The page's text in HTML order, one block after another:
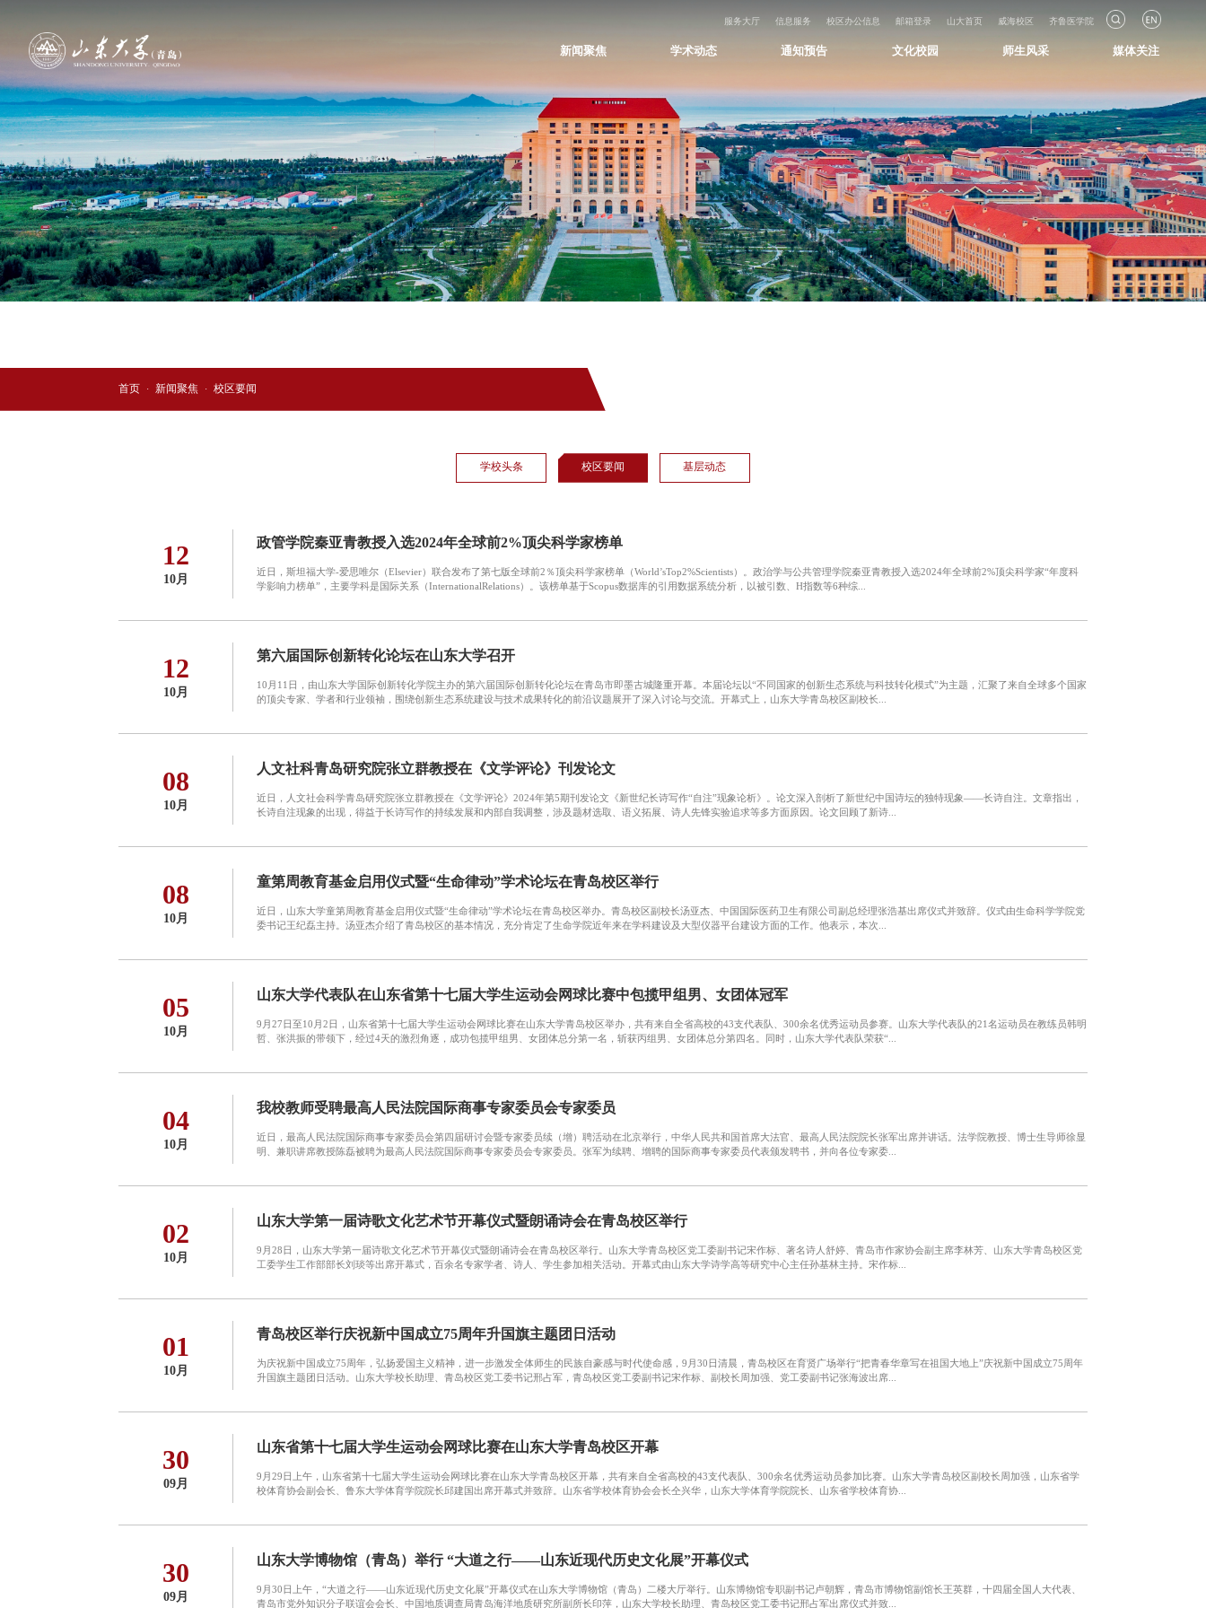
服务大厅 信息服务 校区办公信息 邮箱登录 山大首页 威海校区 齐鲁医学院
新闻聚焦 学术动态 通知预告 文化校园 师生风采 媒体关注
首页 · 新闻聚焦 · 校区要闻
学校头条 校区要闻 基层动态
12
10月
政管学院秦亚青教授入选2024年全球前2%顶尖科学家榜单
近日，斯坦福大学-爱思唯尔（Elsevier）联合发布了第七版全球前2％顶尖科学家榜单（World’sTop2%Scientists）。政治学与公共管理学院秦亚青教授入选2024年全球前2%顶尖科学家“年度科
学影响力榜单”，主要学科是国际关系（InternationalRelations）。该榜单基于Scopus数据库的引用数据系统分析，以被引数、H指数等6种综...
12
10月
第六届国际创新转化论坛在山东大学召开
10月11日，由山东大学国际创新转化学院主办的第六届国际创新转化论坛在青岛市即墨古城隆重开幕。本届论坛以“不同国家的创新生态系统与科技转化模式”为主题，汇聚了来自全球多个国家
的顶尖专家、学者和行业领袖，围绕创新生态系统建设与技术成果转化的前沿议题展开了深入讨论与交流。开幕式上，山东大学青岛校区副校长...
08
10月
人文社科青岛研究院张立群教授在《文学评论》刊发论文
近日，人文社会科学青岛研究院张立群教授在《文学评论》2024年第5期刊发论文《新世纪长诗写作“自注”现象论析》。论文深入剖析了新世纪中国诗坛的独特现象——长诗自注。文章指出，
长诗自注现象的出现，得益于长诗写作的持续发展和内部自我调整，涉及题材选取、语义拓展、诗人先锋实验追求等多方面原因。论文回顾了新诗...
08
10月
童第周教育基金启用仪式暨“生命律动”学术论坛在青岛校区举行
近日，山东大学童第周教育基金启用仪式暨“生命律动”学术论坛在青岛校区举办。青岛校区副校长汤亚杰、中国国际医药卫生有限公司副总经理张浩基出席仪式并致辞。仪式由生命科学学院党
委书记王纪磊主持。汤亚杰介绍了青岛校区的基本情况，充分肯定了生命学院近年来在学科建设及大型仪器平台建设方面的工作。他表示，本次...
05
10月
山东大学代表队在山东省第十七届大学生运动会网球比赛中包揽甲组男、女团体冠军
9月27日至10月2日，山东省第十七届大学生运动会网球比赛在山东大学青岛校区举办，共有来自全省高校的43支代表队、300余名优秀运动员参赛。山东大学代表队的21名运动员在教练员韩明
哲、张洪振的带领下，经过4天的激烈角逐，成功包揽甲组男、女团体总分第一名，斩获丙组男、女团体总分第四名。同时，山东大学代表队荣获“...
04
10月
我校教师受聘最高人民法院国际商事专家委员会专家委员
近日，最高人民法院国际商事专家委员会第四届研讨会暨专家委员续（增）聘活动在北京举行，中华人民共和国首席大法官、最高人民法院院长张军出席并讲话。法学院教授、博士生导师徐显
明、兼职讲席教授陈磊被聘为最高人民法院国际商事专家委员会专家委员。张军为续聘、增聘的国际商事专家委员代表颁发聘书，并向各位专家委...
02
10月
山东大学第一届诗歌文化艺术节开幕仪式暨朗诵诗会在青岛校区举行
9月28日，山东大学第一届诗歌文化艺术节开幕仪式暨朗诵诗会在青岛校区举行。山东大学青岛校区党工委副书记宋作标、著名诗人舒婷、青岛市作家协会副主席李林芳、山东大学青岛校区党
工委学生工作部部长刘琰等出席开幕式，百余名专家学者、诗人、学生参加相关活动。开幕式由山东大学诗学高等研究中心主任孙基林主持。宋作标...
01
10月
青岛校区举行庆祝新中国成立75周年升国旗主题团日活动
为庆祝新中国成立75周年，弘扬爱国主义精神，进一步激发全体师生的民族自豪感与时代使命感，9月30日清晨，青岛校区在育贤广场举行“把青春华章写在祖国大地上”庆祝新中国成立75周年
升国旗主题团日活动。山东大学校长助理、青岛校区党工委书记邢占军，青岛校区党工委副书记宋作标、副校长周加强、党工委副书记张海波出席...
30
09月
山东省第十七届大学生运动会网球比赛在山东大学青岛校区开幕
9月29日上午，山东省第十七届大学生运动会网球比赛在山东大学青岛校区开幕，共有来自全省高校的43支代表队、300余名优秀运动员参加比赛。山东大学青岛校区副校长周加强，山东省学
校体育协会副会长、鲁东大学体育学院院长邱建国出席开幕式并致辞。山东省学校体育协会会长仝兴华，山东大学体育学院院长、山东省学校体育协...
30
09月
山东大学博物馆（青岛）举行 “大道之行——山东近现代历史文化展”开幕仪式
9月30日上午，“大道之行——山东近现代历史文化展”开幕仪式在山东大学博物馆（青岛）二楼大厅举行。山东博物馆专职副书记卢朝辉，青岛市博物馆副馆长王英群，十四届全国人大代表、
青岛市党外知识分子联谊会会长、中国地质调查局青岛海洋地质研究所副所长印萍，山东大学校长助理、青岛校区党工委书记邢占军出席仪式并致...